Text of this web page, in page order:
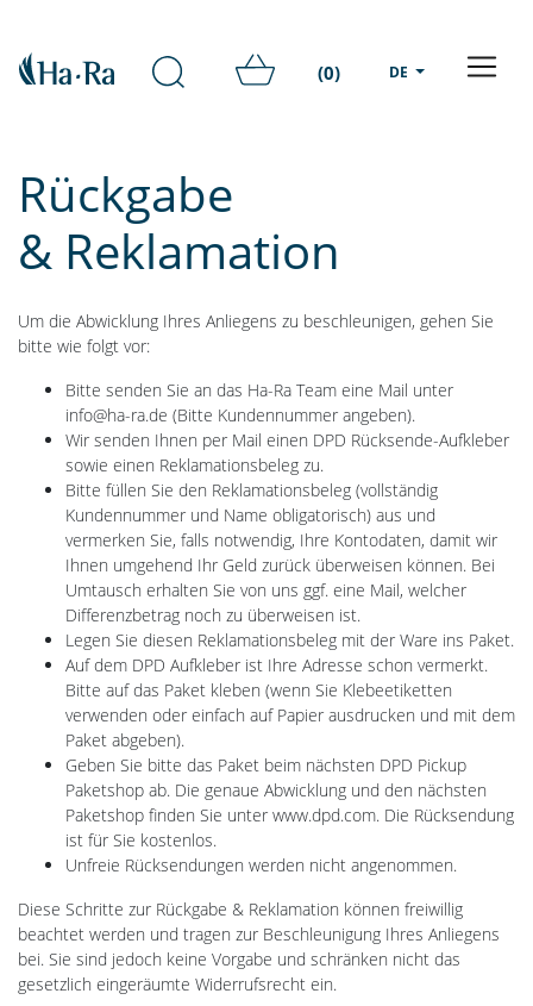
(0) DE
Rückgabe
& Reklamation
Um die Abwicklung Ihres Anliegens zu beschleunigen, gehen Sie
bitte wie folgt vor:
Bitte senden Sie an das Ha-Ra Team eine Mail unter
info@ha-ra.de (Bitte Kundennummer angeben).
Wir senden Ihnen per Mail einen DPD Rücksende-Aufkleber
sowie einen Reklamationsbeleg zu.
Bitte füllen Sie den Reklamationsbeleg (vollständig
Kundennummer und Name obligatorisch) aus und
vermerken Sie, falls notwendig, Ihre Kontodaten, damit wir
Ihnen umgehend Ihr Geld zurück überweisen können. Bei
Umtausch erhalten Sie von uns ggf. eine Mail, welcher
Differenzbetrag noch zu überweisen ist.
Legen Sie diesen Reklamationsbeleg mit der Ware ins Paket.
Auf dem DPD Aufkleber ist Ihre Adresse schon vermerkt.
Bitte auf das Paket kleben (wenn Sie Klebeetiketten
verwenden oder einfach auf Papier ausdrucken und mit dem
Paket abgeben).
Geben Sie bitte das Paket beim nächsten DPD Pickup
Paketshop ab. Die genaue Abwicklung und den nächsten
Paketshop finden Sie unter www.dpd.com. Die Rücksendung
ist für Sie kostenlos.
Unfreie Rücksendungen werden nicht angenommen.
Diese Schritte zur Rückgabe & Reklamation können freiwillig
beachtet werden und tragen zur Beschleunigung Ihres Anliegens
bei. Sie sind jedoch keine Vorgabe und schränken nicht das
gesetzlich eingeräumte Widerrufsrecht ein.